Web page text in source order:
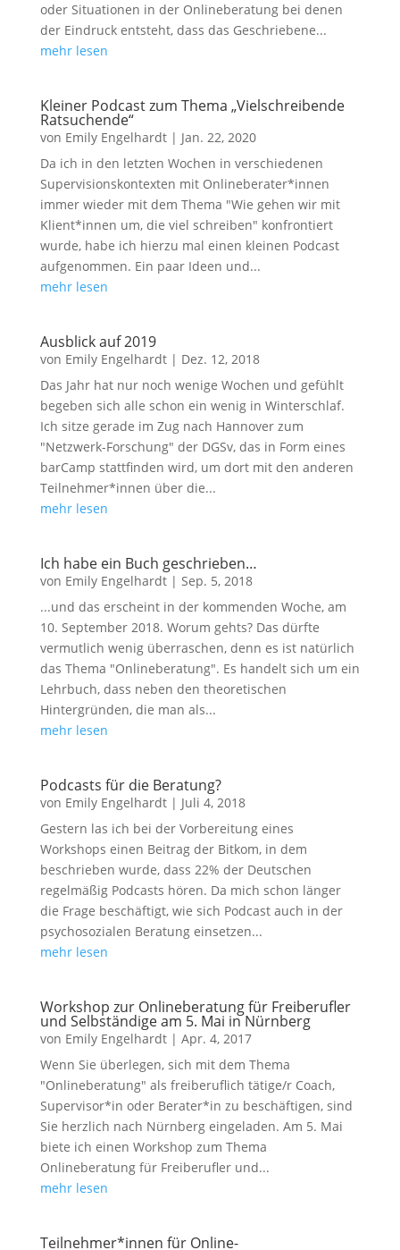
oder Situationen in der Onlineberatung bei denen
der Eindruck entsteht, dass das Geschriebene...
mehr lesen
Kleiner Podcast zum Thema „Vielschreibende
Ratsuchende“
von Emily Engelhardt| Jan. 22, 2020
Da ich in den letzten Wochen in verschiedenen
Supervisionskontexten mit Onlineberater*innen
immer wieder mit dem Thema "Wie gehen wir mit
Klient*innen um, die viel schreiben" konfrontiert
wurde, habe ich hierzu mal einen kleinen Podcast
aufgenommen. Ein paar Ideen und...
mehr lesen
Ausblick auf 2019
von Emily Engelhardt| Dez. 12, 2018
Das Jahr hat nur noch wenige Wochen und gefühlt
begeben sich alle schon ein wenig in Winterschlaf.
Ich sitze gerade im Zug nach Hannover zum
"Netzwerk-Forschung" der DGSv, das in Form eines
barCamp stattfinden wird, um dort mit den anderen
Teilnehmer*innen über die...
mehr lesen
Ich habe ein Buch geschrieben…
von Emily Engelhardt| Sep. 5, 2018
...und das erscheint in der kommenden Woche, am
10. September 2018. Worum gehts? Das dürfte
vermutlich wenig überraschen, denn es ist natürlich
das Thema "Onlineberatung". Es handelt sich um ein
Lehrbuch, dass neben den theoretischen
Hintergründen, die man als...
mehr lesen
Podcasts für die Beratung?
von Emily Engelhardt| Juli 4, 2018
Gestern las ich bei der Vorbereitung eines
Workshops einen Beitrag der Bitkom, in dem
beschrieben wurde, dass 22% der Deutschen
regelmäßig Podcasts hören. Da mich schon länger
die Frage beschäftigt, wie sich Podcast auch in der
psychosozialen Beratung einsetzen...
mehr lesen
Workshop zur Onlineberatung für Freiberufler
und Selbständige am 5. Mai in Nürnberg
von Emily Engelhardt| Apr. 4, 2017
Wenn Sie überlegen, sich mit dem Thema
"Onlineberatung" als freiberuflich tätige/r Coach,
Supervisor*in oder Berater*in zu beschäftigen, sind
Sie herzlich nach Nürnberg eingeladen. Am 5. Mai
biete ich einen Workshop zum Thema
Onlineberatung für Freiberufler und...
mehr lesen
Teilnehmer*innen für Online-